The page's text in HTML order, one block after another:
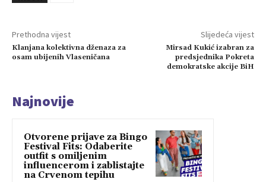
Prethodna vijest
Klanjana kolektivna dženaza za
osam ubijenih Vlaseničana
Slijedeća vijest
Mirsad Kukić izabran za
predsjednika Pokreta
demokratske akcije BiH
Najnovije
Otvorene prijave za Bingo
Festival Fits: Odaberite
outfit s omiljenim
influencerom i zablistajte
na Crvenom tepihu